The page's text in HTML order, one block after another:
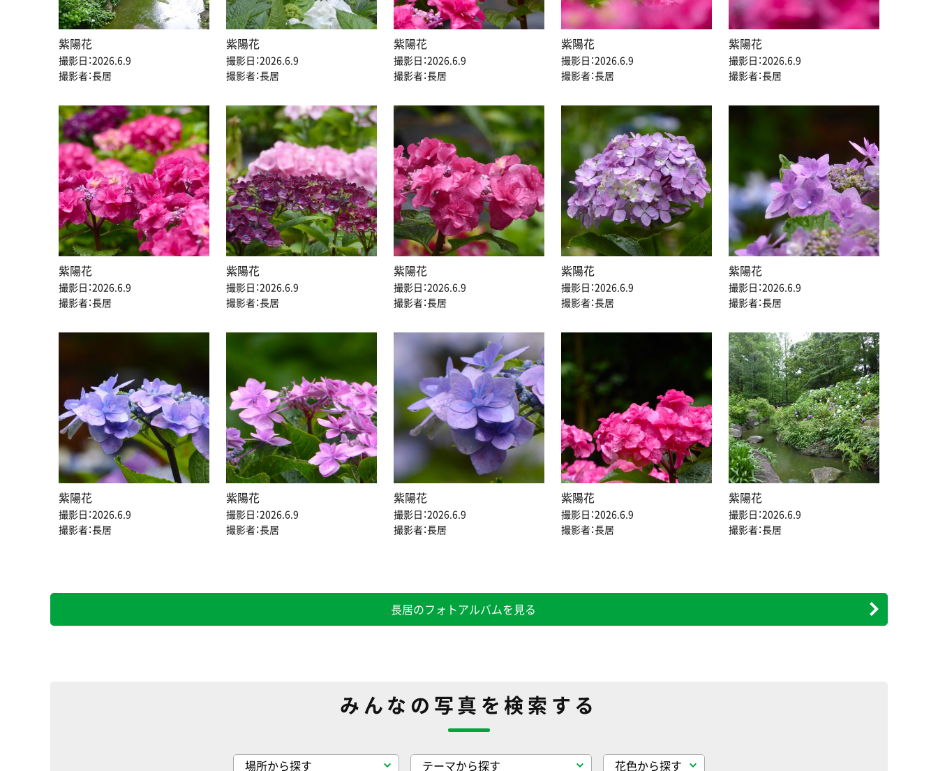
紫陽花
撮影日：2026.6.9
撮影者：長居
紫陽花
撮影日：2026.6.9
撮影者：長居
紫陽花
撮影日：2026.6.9
撮影者：長居
紫陽花
撮影日：2026.6.9
撮影者：長居
紫陽花
撮影日：2026.6.9
撮影者：長居
紫陽花
撮影日：2026.6.9
撮影者：長居
紫陽花
撮影日：2026.6.9
撮影者：長居
紫陽花
撮影日：2026.6.9
撮影者：長居
紫陽花
撮影日：2026.6.9
撮影者：長居
紫陽花
撮影日：2026.6.9
撮影者：長居
紫陽花
撮影日：2026.6.9
撮影者：長居
紫陽花
撮影日：2026.6.9
撮影者：長居
紫陽花
撮影日：2026.6.9
撮影者：長居
紫陽花
撮影日：2026.6.9
撮影者：長居
紫陽花
撮影日：2026.6.9
撮影者：長居
長居のフォトアルバムを見る
みんなの写真を検索する